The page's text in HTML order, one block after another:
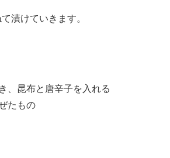
漬けていきます。
、昆布と唐辛子を入れる
たもの